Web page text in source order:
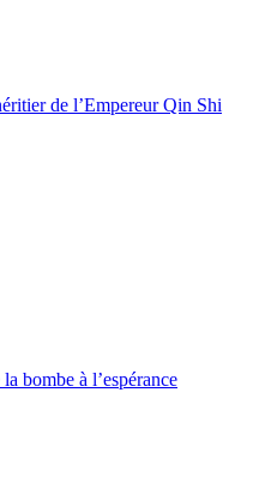
de l’Empereur Qin Shi
bombe à l’espérance